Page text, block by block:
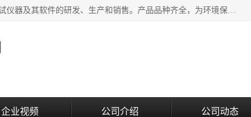
江苏天瑞仪器股份有限公司专业从事光谱、色谱、质谱等分析测试仪器及其软件的研发、生产和销售。产品品种齐全，为环境保护与安全、工业测试与分析及其它领域提供专业解决方案。 为客户提供更加先进的产品和更加满意的服务。
企业视频 公司介绍 公司动态